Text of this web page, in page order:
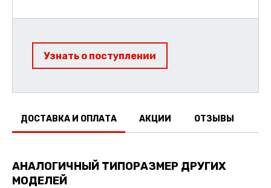
Узнать о поступлении
ДОСТАВКА И ОПЛАТА АКЦИИ ОТЗЫВЫ
АНАЛОГИЧНЫЙ ТИПОРАЗМЕР ДРУГИХ
МОДЕЛЕЙ